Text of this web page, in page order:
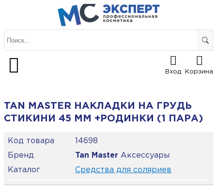
Вход Корзина
TAN MASTER НАКЛАДКИ НА ГРУДЬ
СТИКИНИ 45 ММ +РОДИНКИ (1 ПАРА)
Код товара
14698
Бренд
Tan Master Аксессуары
Каталог
Средства для соляриев